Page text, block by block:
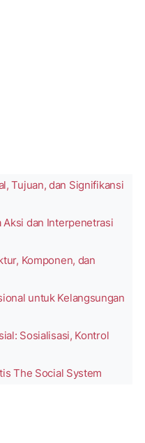
Tujuan, dan Signifikansi
Aksi dan Interpenetrasi
Komponen, dan
untuk Kelangsungan
Sosialisasi, Kontrol
The Social System